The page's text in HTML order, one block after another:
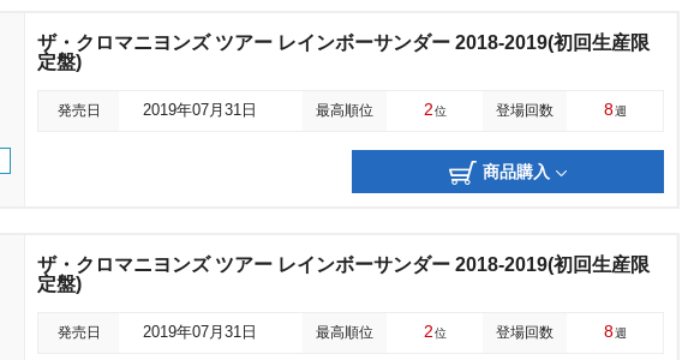
ザ・クロマニヨンズ ツアー レインボーサンダー 2018-2019(初回生産限
定盤)
発売日 2019年07月31日 最高順位 2位 登場回数 8週
商品購入
ザ・クロマニヨンズ ツアー レインボーサンダー 2018-2019(初回生産限
定盤)
発売日 2019年07月31日 最高順位 2位 登場回数 8週